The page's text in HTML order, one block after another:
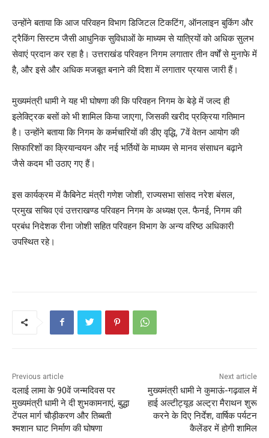
उन्होंने बताया कि आज परिवहन विभाग डिजिटल टिकटिंग, ऑनलाइन बुकिंग और
ट्रैकिंग सिस्टम जैसी आधुनिक सुविधाओं के माध्यम से यात्रियों को अधिक सुलभ
सेवाएं प्रदान कर रहा है। उत्तराखंड परिवहन निगम लगातार तीन वर्षों से मुनाफे में
है, और इसे और अधिक मजबूत बनाने की दिशा में लगातार प्रयास जारी हैं।
मुख्यमंत्री धामी ने यह भी घोषणा की कि परिवहन निगम के बेड़े में जल्द ही
इलेक्ट्रिक बसों को भी शामिल किया जाएगा, जिसकी खरीद प्रक्रिया गतिमान
है। उन्होंने बताया कि निगम के कर्मचारियों की डीए वृद्धि, 7वें वेतन आयोग की
सिफारिशों का क्रियान्वयन और नई भर्तियों के माध्यम से मानव संसाधन बढ़ाने
जैसे कदम भी उठाए गए हैं।
इस कार्यक्रम में कैबिनेट मंत्री गणेश जोशी, राज्यसभा सांसद नरेश बंसल,
प्रमुख सचिव एवं उत्तराखण्ड परिवहन निगम के अध्यक्ष एल. फैनई, निगम की
प्रबंध निदेशक रीना जोशी सहित परिवहन विभाग के अन्य वरिष्ठ अधिकारी
उपस्थित रहे।
Previous article
दलाई लामा के 90वें जन्मदिवस पर
मुख्यमंत्री धामी ने दी शुभकामनाएं, बुद्धा
टेंपल मार्ग चौड़ीकरण और तिब्बती
श्मशान घाट निर्माण की घोषणा
Next article
मुख्यमंत्री धामी ने कुमाऊं-गढ़वाल में
हाई अल्टीट्यूड अल्ट्रा मैराथन शुरू
करने के दिए निर्देश, वार्षिक पर्यटन
कैलेंडर में होगी शामिल